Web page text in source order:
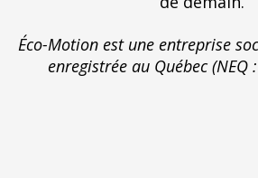
Éco-Motion est une entreprise
enregistrée au Québec (NEQ